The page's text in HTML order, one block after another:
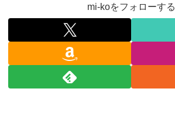
mi-koをフォローする